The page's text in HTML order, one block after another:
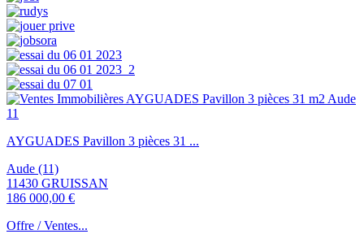
AYGUADES Pavillon 3 pièces 31 ...
Aude (11)
11430 GRUISSAN
186 000,00 €
Offre / Ventes...